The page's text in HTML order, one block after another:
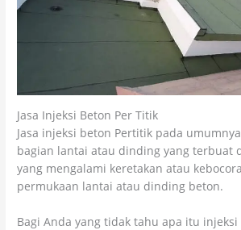
Jasa Injeksi Beton Per Titik
Jasa injeksi beton Pertitik pada
bagian lantai atau dinding yang terbuat
yang mengalami keretakan atau
permukaan lantai atau dinding beton.
Bagi Anda yang tidak tahu apa itu